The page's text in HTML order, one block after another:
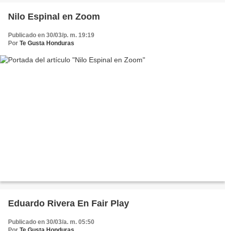
Nilo Espinal en Zoom
Publicado en 30/03/p. m. 19:19
Por Te Gusta Honduras
Eduardo Rivera En Fair Play
Publicado en 30/03/a. m. 05:50